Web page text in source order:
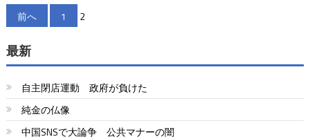
投
稿
の
ペ
ー
前へ 1 2
最新
自主閉店運動 政府が負けた
純金の仏像
中国SNSで大論争 公共マナーの闇